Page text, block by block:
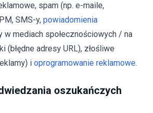
spam (np. e-maile,
SMS-y, powiadomienia
w mediach społecznościowych / na
(błędne adresy URL), złośliwe
i oprogramowanie reklamowe.
oszukańczych